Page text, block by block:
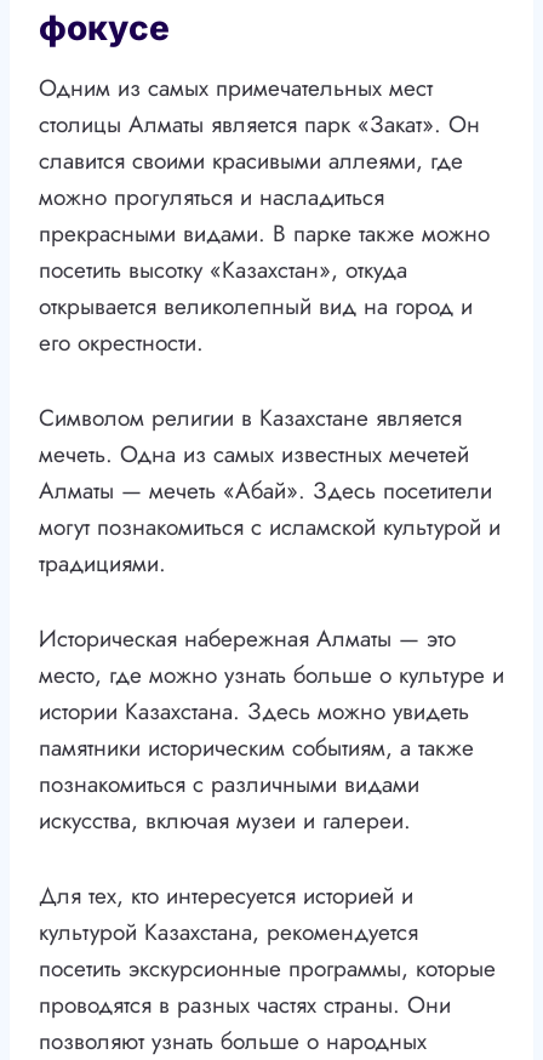
фокусе
Одним из самых примечательных мест
столицы Алматы является парк «Закат». Он
славится своими красивыми аллеями, где
можно прогуляться и насладиться
прекрасными видами. В парке также можно
посетить высотку «Казахстан», откуда
открывается великолепный вид на город и
его окрестности.
Символом религии в Казахстане является
мечеть. Одна из самых известных мечетей
Алматы — мечеть «Абай». Здесь посетители
могут познакомиться с исламской культурой и
традициями.
Историческая набережная Алматы — это
место, где можно узнать больше о культуре и
истории Казахстана. Здесь можно увидеть
памятники историческим событиям, а также
познакомиться с различными видами
искусства, включая музеи и галереи.
Для тех, кто интересуется историей и
культурой Казахстана, рекомендуется
посетить экскурсионные программы, которые
проводятся в разных частях страны. Они
позволяют узнать больше о народных